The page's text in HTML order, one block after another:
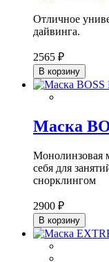
Отличное
дайвинга.
2565 ₽
В корзину
Маска
Монолинзовая
себя для
снорклингом
2900 ₽
В корзину